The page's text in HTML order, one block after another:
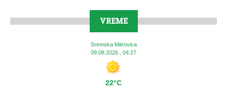
VREME
Sremska Mitrovica
09.08.2026., 04:27
22°C